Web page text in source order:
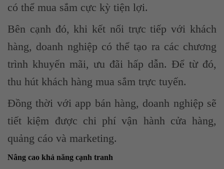
có thể mua sắm cực kỳ tiện lợi.
Bên cạnh đó, khi kết nối trực tiếp với khách
hàng, doanh nghiệp có thể tạo ra các chương
trình khuyến mãi, ưu đãi hấp dẫn. Để từ đó,
thu hút khách hàng mua sắm trực tuyến.
Đồng thời với app bán hàng, doanh nghiệp sẽ
tiết kiệm được chi phí vận hành cửa hàng,
quảng cáo và marketing.
Nâng cao khả năng cạnh tranh